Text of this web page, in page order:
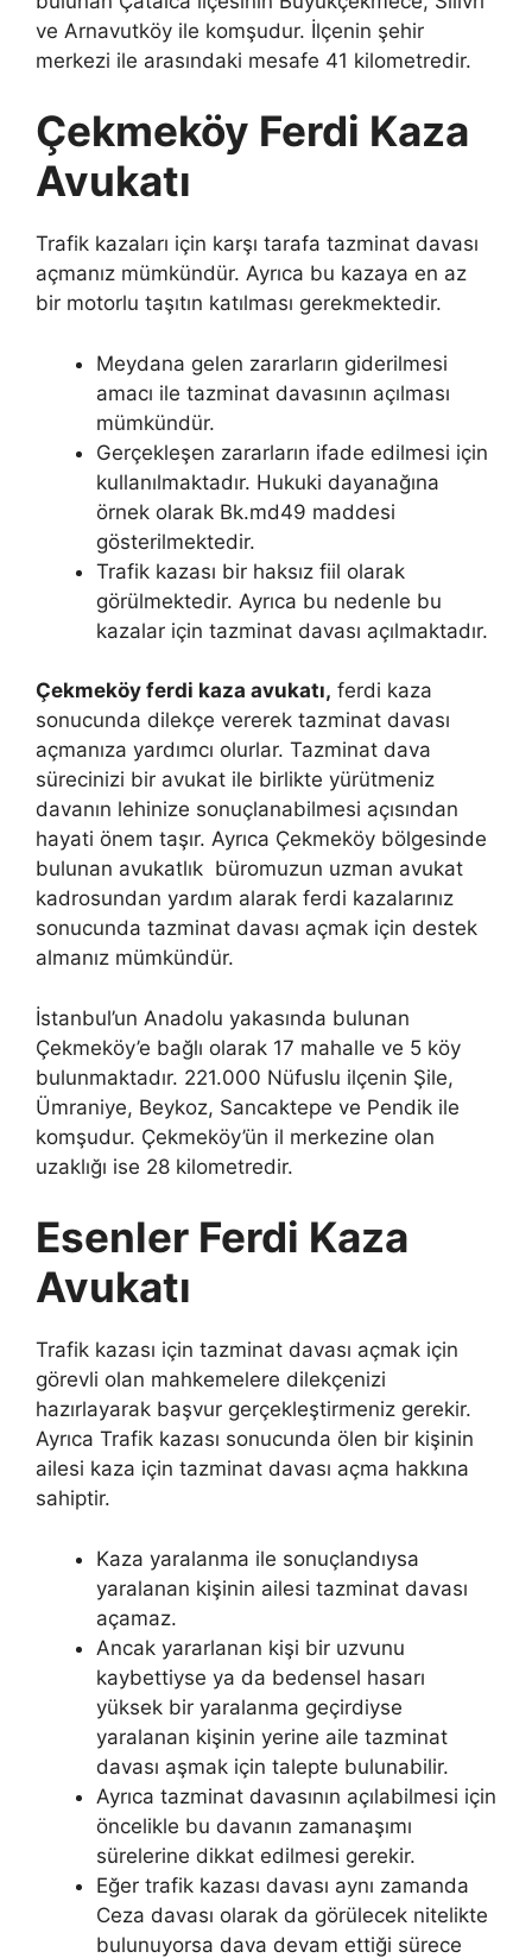
ve Arnavutköy ile komşudur. İlçenin şehir
merkezi ile arasındaki mesafe 41 kilometredir.
Çekmeköy Ferdi Kaza
Avukatı
Trafik kazaları için karşı tarafa tazminat davası
açmanız mümkündür. Ayrıca bu kazaya en az
bir motorlu taşıtın katılması gerekmektedir.
Meydana gelen zararların giderilmesi
amacı ile tazminat davasının açılması
mümkündür.
Gerçekleşen zararların ifade edilmesi için
kullanılmaktadır. Hukuki dayanağına
örnek olarak Bk.md49 maddesi
gösterilmektedir.
Trafik kazası bir haksız fiil olarak
görülmektedir. Ayrıca bu nedenle bu
kazalar için tazminat davası açılmaktadır.
Çekmeköy ferdi kaza avukatı, ferdi kaza
sonucunda dilekçe vererek tazminat davası
açmanıza yardımcı olurlar. Tazminat dava
sürecinizi bir avukat ile birlikte yürütmeniz
davanın lehinize sonuçlanabilmesi açısından
hayati önem taşır. Ayrıca Çekmeköy bölgesinde
bulunan avukatlık büromuzun uzman avukat
kadrosundan yardım alarak ferdi kazalarınız
sonucunda tazminat davası açmak için destek
almanız mümkündür.
İstanbul’un Anadolu yakasında bulunan
Çekmeköy’e bağlı olarak 17 mahalle ve 5 köy
bulunmaktadır. 221.000 Nüfuslu ilçenin Şile,
Ümraniye, Beykoz, Sancaktepe ve Pendik ile
komşudur. Çekmeköy’ün il merkezine olan
uzaklığı ise 28 kilometredir.
Esenler Ferdi Kaza
Avukatı
Trafik kazası için tazminat davası açmak için
görevli olan mahkemelere dilekçenizi
hazırlayarak başvur gerçekleştirmeniz gerekir.
Ayrıca Trafik kazası sonucunda ölen bir kişinin
ailesi kaza için tazminat davası açma hakkına
sahiptir.
Kaza yaralanma ile sonuçlandıysa
yaralanan kişinin ailesi tazminat davası
açamaz.
Ancak yararlanan kişi bir uzvunu
kaybettiyse ya da bedensel hasarı
yüksek bir yaralanma geçirdiyse
yaralanan kişinin yerine aile tazminat
davası aşmak için talepte bulunabilir.
Ayrıca tazminat davasının açılabilmesi için
öncelikle bu davanın zamanaşımı
sürelerine dikkat edilmesi gerekir.
Eğer trafik kazası davası aynı zamanda
Ceza davası olarak da görülecek nitelikte
bulunuyorsa dava devam ettiği sürece